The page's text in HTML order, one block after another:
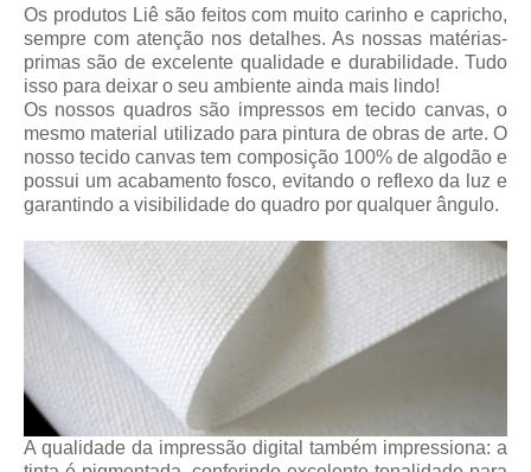
Os produtos Liê são feitos com muito carinho e capricho,
sempre com atenção nos detalhes. As nossas matérias-
primas são de excelente qualidade e durabilidade. Tudo
isso para deixar o seu ambiente ainda mais lindo!
Os nossos quadros são impressos em tecido canvas, o
mesmo material utilizado para pintura de obras de arte. O
nosso tecido canvas tem composição 100% de algodão e
possui um acabamento fosco, evitando o reflexo da luz e
garantindo a visibilidade do quadro por qualquer ângulo.
A qualidade da impressão digital também impressiona: a